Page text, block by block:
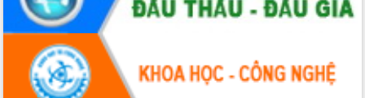
Phát động chiến dịch 30 ngày đêm
giải phóng mặt bằng Tuyến đường bộ
ven biển
Đắk Lắk nỗ lực thúc đẩy tăng trưởng
kinh tế từ 10% trở lên trong Quý
II/2026